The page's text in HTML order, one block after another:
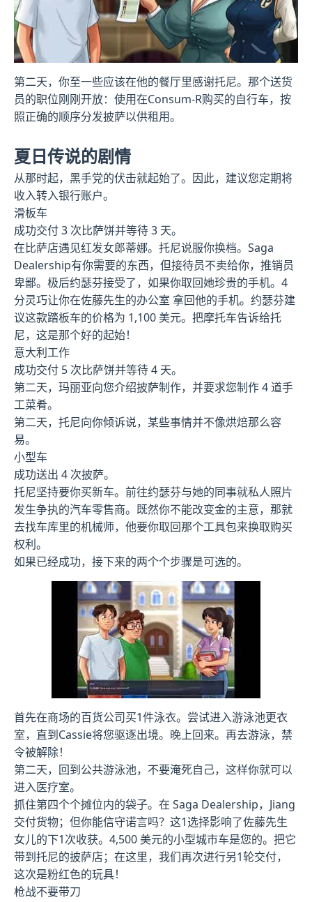
第二天，你至一些应该在他的餐厅里感谢托尼。那个送货
员的职位刚刚开放：使用在Consum-R购买的自行车，按
照正确的顺序分发披萨以供租用。
夏日传说的剧情
从那时起，黑手党的伏击就起始了。因此，建议您定期将
收入转入银行账户。
滑板车
成功交付 3 次比萨饼并等待 3 天。
在比萨店遇见红发女郎蒂娜。托尼说服你换档。Saga
Dealership有你需要的东西，但接待员不卖给你，推销员
卑鄙。极后约瑟芬接受了，如果你取回她珍贵的手机。4
分灵巧让你在佐藤先生的办公室 拿回他的手机。约瑟芬建
议这款踏板车的价格为 1,100 美元。把摩托车告诉给托
尼，这是那个好的起始！
意大利工作
成功交付 5 次比萨饼并等待 4 天。
第二天，玛丽亚向您介绍披萨制作，并要求您制作 4 道手
工菜肴。
第二天，托尼向你倾诉说，某些事情并不像烘焙那么容
易。
小型车
成功送出 4 次披萨。
托尼坚持要你买新车。前往约瑟芬与她的同事就私人照片
发生争执的汽车零售商。既然你不能改变金的主意，那就
去找车库里的机械师，他要你取回那个工具包来换取购买
权利。
如果已经成功，接下来的两个个步骤是可选的。
首先在商场的百货公司买1件泳衣。尝试进入游泳池更衣
室，直到Cassie将您驱逐出境。晚上回来。再去游泳，禁
令被解除！
第二天，回到公共游泳池，不要淹死自己，这样你就可以
进入医疗室。
抓住第四个个摊位内的袋子。在 Saga Dealership，Jiang
交付货物；但你能信守诺言吗？这1选择影响了佐藤先生
女儿的下1次收获。4,500 美元的小型城市车是您的。把它
带到托尼的披萨店；在这里，我们再次进行另1轮交付，
这次是粉红色的玩具！
枪战不要带刀